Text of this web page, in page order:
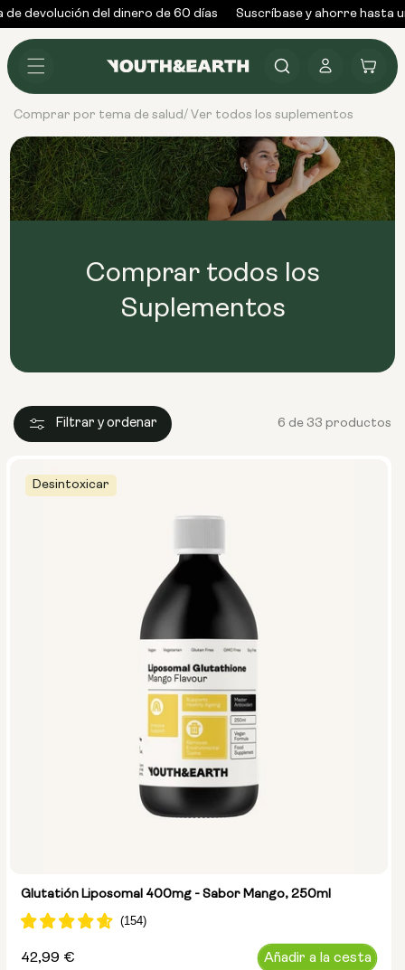
Ir al
contenido
devolución del dinero de 60 días Suscríbase y ahorre hasta
ConectarseCarrito
Comprar por tema de salud/ Ver todos los suplementos
Comprar todos los
Suplementos
Filtrar y ordenar 6 de 33 productos
Desintoxicar
Glutatión Liposomal 400mg - Sabor Mango, 250ml
Precio
42,99 € Añadir a la cesta